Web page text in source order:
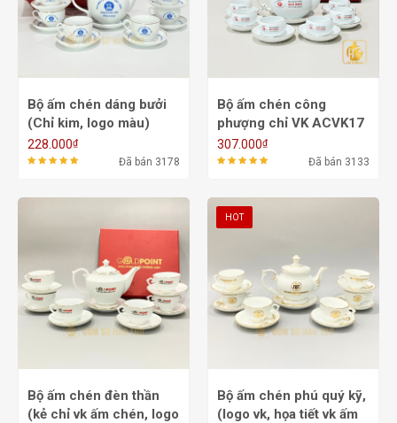
Bộ ấm chén dáng bưởi
(Chỉ kim, logo màu)
ACVK12 - 550/650ml
228.000₫
Đã bán 3178
Bộ ấm chén công
phượng chỉ VK ACVK17
- 500ml
307.000₫
Đã bán 3133
Bộ ấm chén đèn thần
(kẻ chỉ vk ấm chén, logo
HOT
Bộ ấm chén phú quý kỹ,
(logo vk, họa tiết vk ấm